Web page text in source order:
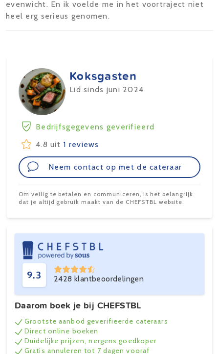
evenwicht. En ik voelde me in het voortraject niet
heel erg serieus genomen.
Koksgasten
Lid sinds juni 2024
Bedrijfsgegevens geverifieerd
4.8 uit1 reviews
Neem contact op met de cateraar
Om veilig te betalen en communiceren, is het belangrijk
dat je altijd gebruik maakt van de CHEFSTBL website.
9.3 2428 klantbeoordelingen
Daarom boek je bij CHEFSTBL
Grootste aanbod geverifieerde cateraars
Direct online boeken
Duidelijke prijzen, nergens goedkoper
Gratis annuleren tot 7 dagen vooraf